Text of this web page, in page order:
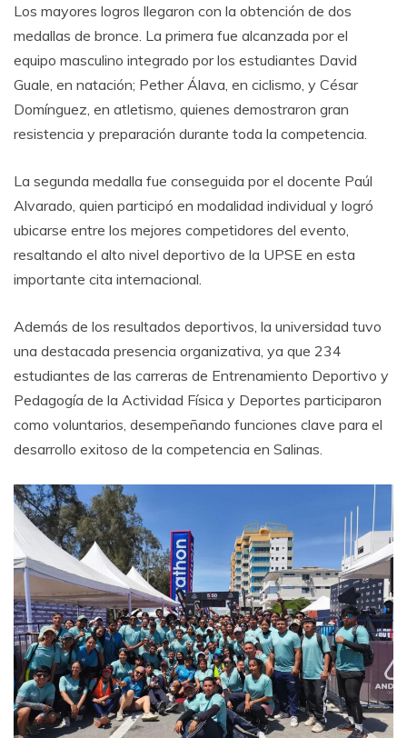
Los mayores logros llegaron con la obtención de dos
medallas de bronce. La primera fue alcanzada por el
equipo masculino integrado por los estudiantes David
Guale, en natación; Pether Álava, en ciclismo, y César
Domínguez, en atletismo, quienes demostraron gran
resistencia y preparación durante toda la competencia.
La segunda medalla fue conseguida por el docente Paúl
Alvarado, quien participó en modalidad individual y logró
ubicarse entre los mejores competidores del evento,
resaltando el alto nivel deportivo de la UPSE en esta
importante cita internacional.
Además de los resultados deportivos, la universidad tuvo
una destacada presencia organizativa, ya que 234
estudiantes de las carreras de Entrenamiento Deportivo y
Pedagogía de la Actividad Física y Deportes participaron
como voluntarios, desempeñando funciones clave para el
desarrollo exitoso de la competencia en Salinas.